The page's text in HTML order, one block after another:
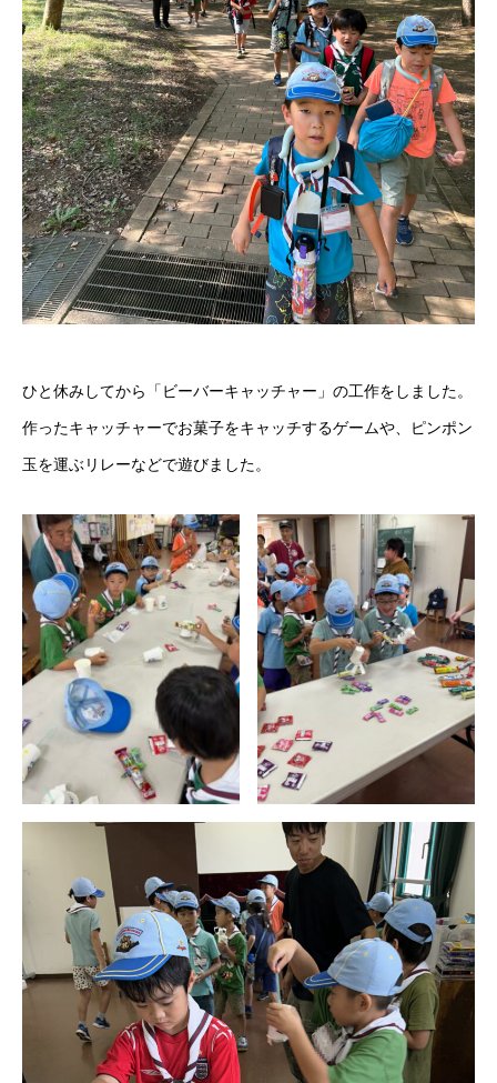
ひと休みしてから「ビーバーキャッチャー」の工作をしました。
作ったキャッチャーでお菓子をキャッチするゲームや、ピンポン
玉を運ぶリレーなどで遊びました。